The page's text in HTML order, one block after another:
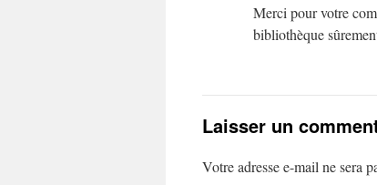
Merci pour votre
bibliothèque
Laisser un
Votre adresse e-mail ne sera